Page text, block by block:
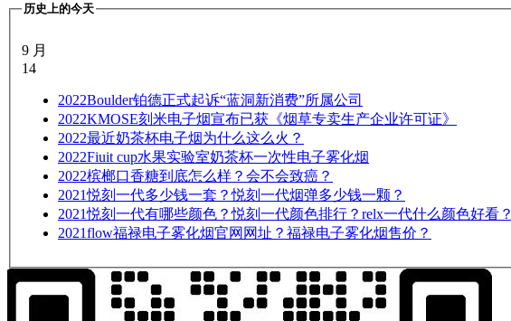
历史上的今天
9 月
14
2022Boulder铂德正式起诉“蓝洞新消费”所属公司
2022KMOSE刻米电子烟宣布已获《烟草专卖生产企业许可证》
2022最近奶茶杯电子烟为什么这么火？
2022Fiuit cup水果实验室奶茶杯一次性电子雾化烟
2022槟榔口香糖到底怎么样？会不会致癌？
2021悦刻一代多少钱一套？悦刻一代烟弹多少钱一颗？
2021悦刻一代有哪些颜色？悦刻一代颜色排行？relx一代什么颜色好看？
2021flow福禄电子雾化烟官网网址？福禄电子雾化烟售价？